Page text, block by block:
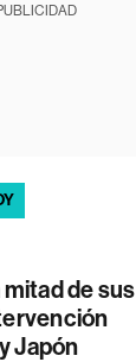
de sus
Japón